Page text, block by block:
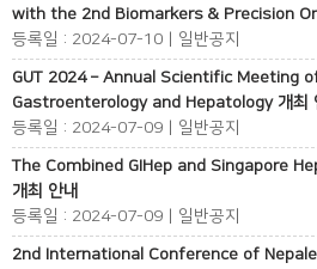
with the 2nd Biomarkers & Precision
등록일 : 2024-07-10 | 일반공지
GUT 2024 – Annual Scientific Meeting
Gastroenterology and Hepatology 개최
등록일 : 2024-07-09 | 일반공지
The Combined GIHep and Singapore
개최 안내
등록일 : 2024-07-09 | 일반공지
2nd International Conference of